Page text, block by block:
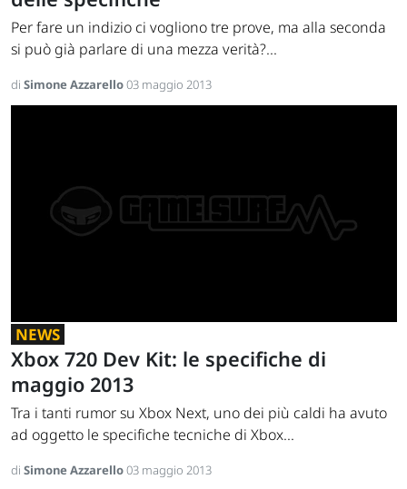
Per fare un indizio ci vogliono tre prove, ma alla seconda
si può già parlare di una mezza verità?...
di Simone Azzarello03 maggio 2013
NEWS
Xbox 720 Dev Kit: le specifiche di
maggio 2013
Tra i tanti rumor su Xbox Next, uno dei più caldi ha avuto
ad oggetto le specifiche tecniche di Xbox...
di Simone Azzarello03 maggio 2013